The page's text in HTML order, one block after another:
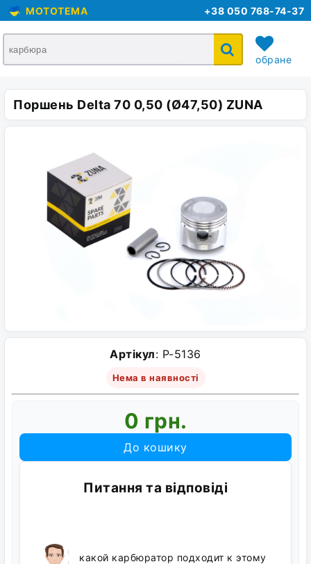
MOTOTEMA +38 050 768-74-37
обране
Поршень Delta 70 0,50 (Ø47,50) ZUNA
Артікул: P-5136
Нема в наявності
0 грн.
До кошику
Питання та відповіді
какой карбюратор подходит к этому